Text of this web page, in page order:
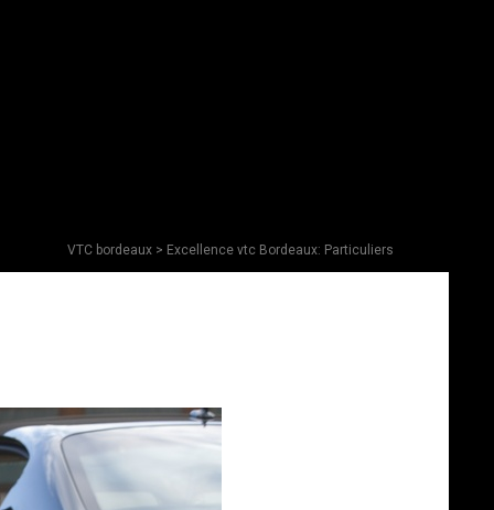
VTC bordeaux> Excellence vtc Bordeaux: Particuliers